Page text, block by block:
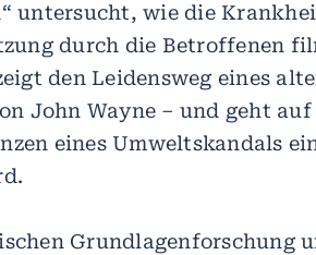
untersucht, wie die
durch die Betroffenen
den Leidensweg eines
John Wayne – und geht auf
eines Umweltskandals
Grundlagenforschung